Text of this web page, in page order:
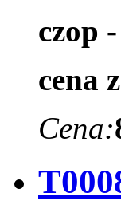
czop
cena
Cena: